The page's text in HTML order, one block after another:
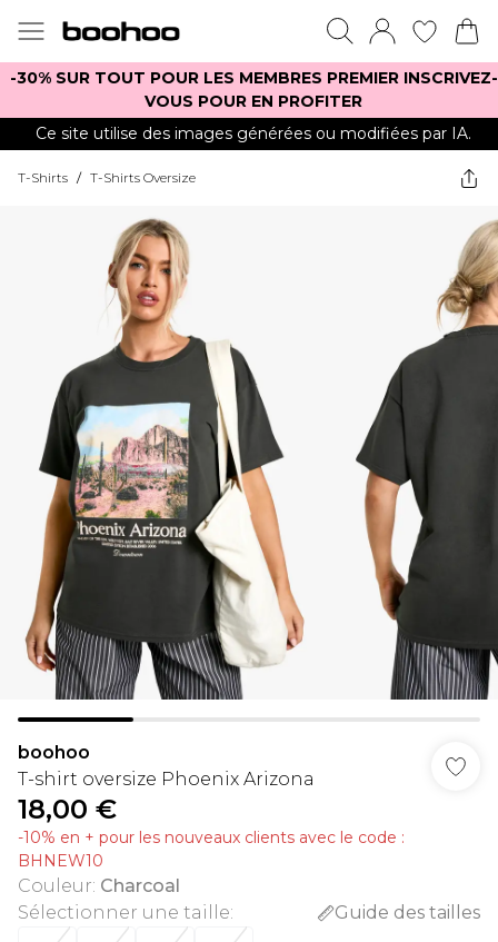
-30% SUR TOUT POUR LES MEMBRES PREMIER INSCRIVEZ-
VOUS POUR EN PROFITER
Ce site utilise des images générées ou modifiées par IA.
T-Shirts / T-Shirts Oversize
boohoo
T-shirt oversize Phoenix Arizona
18,00 €
-10% en + pour les nouveaux clients avec le code :
BHNEW10
Couleur: Charcoal
Sélectionner une taille:
Guide des tailles